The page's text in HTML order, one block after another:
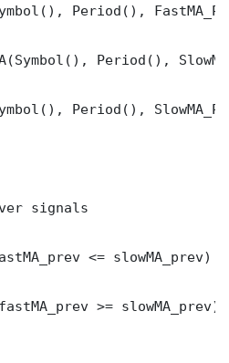
Period(),
Period(),
Period(),
signals
<= slowMA_prev)
>= slowMA_prev)